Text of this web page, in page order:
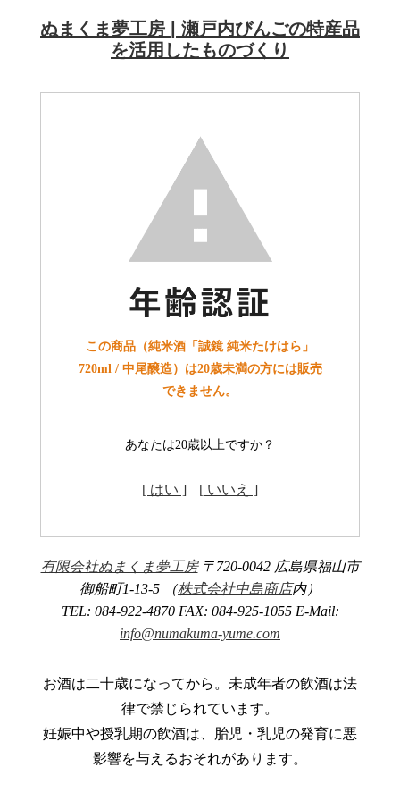
ぬまくま夢工房 | 瀬戸内びんごの特産品
を活用したものづくり
この商品（純米酒「誠鏡 純米たけはら」
720ml / 中尾醸造）は20歳未満の方には販売
できません。
あなたは20歳以上ですか？
[ はい ] [ いいえ ]
有限会社ぬまくま夢工房〒720-0042 広島県福山市
御船町1-13-5 （株式会社中島商店内）
TEL: 084-922-4870 FAX: 084-925-1055 E-Mail:
info@numakuma-yume.com
お酒は二十歳になってから。未成年者の飲酒は法
律で禁じられています。
妊娠中や授乳期の飲酒は、胎児・乳児の発育に悪
影響を与えるおそれがあります。